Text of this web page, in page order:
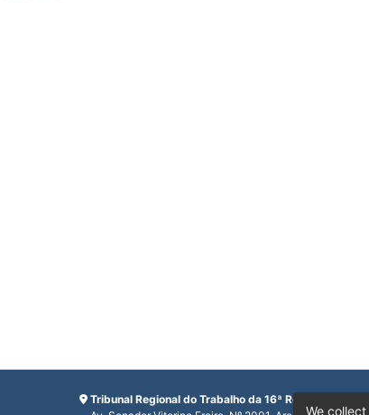
Tribunal Regional do Trabalho da 16ª Região
We